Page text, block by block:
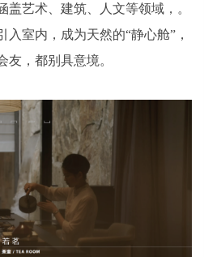
盖艺术、建筑、人文等领域，。
室内，成为天然的“静心舱”，
友，都别具意境。